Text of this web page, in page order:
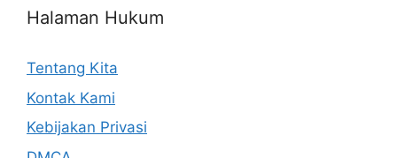
Halaman Hukum
Tentang Kita
Kontak Kami
Kebijakan Privasi